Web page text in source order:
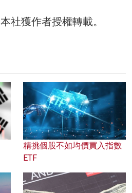
社獲作者授權轉載。
精挑個股不如均價買入指數
ETF